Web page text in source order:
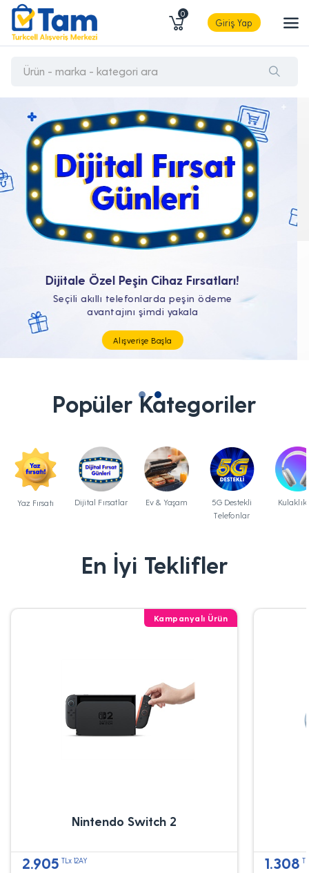
0
Giriş Yap
Tüm Teknolojik İhtiyaçların Tam'da
Popüler Kategoriler
Yaz Fırsatı Dijital Fırsatlar Ev & Yaşam
5G Destekli
Telefonlar
En İyi Teklifler
Kampanyalı Ürün
Nintendo Switch 2
2.905 TLx 12AY 1.308